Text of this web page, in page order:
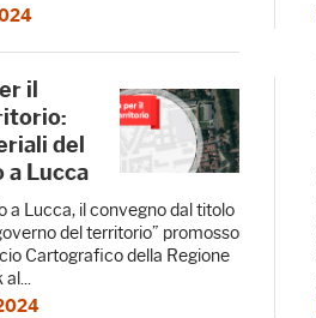
il
del
a Lucca
a Lucca, il convegno dal titolo
del territorio” promosso
Cartografico della Regione
al...